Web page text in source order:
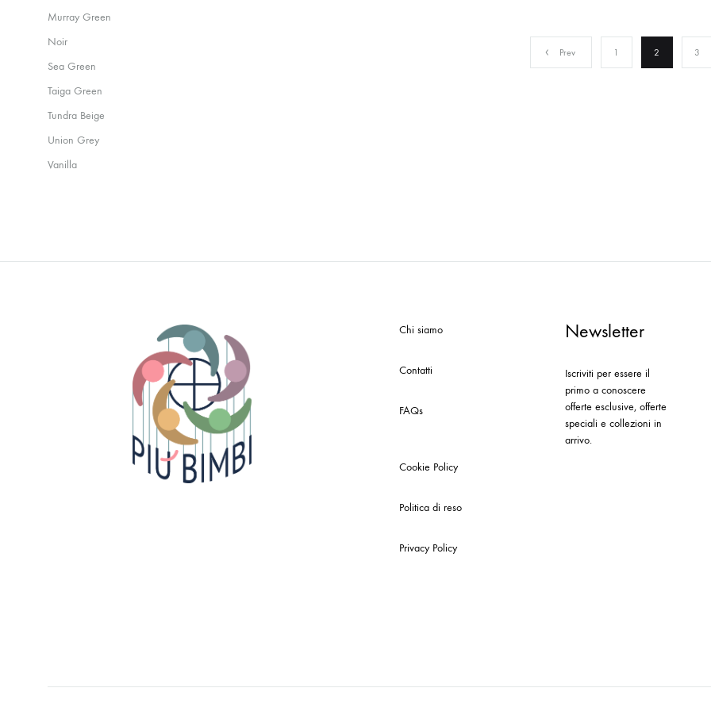
Prev 1 2 3
Murray Green
Noir
Sea Green
Taiga Green
Tundra Beige
Union Grey
Vanilla
Chi siamo
Contatti
FAQs
Cookie Policy
Politica di reso
Privacy Policy
Newsletter
Iscriviti per essere il
primo a conoscere
offerte esclusive, offerte
speciali e collezioni in
arrivo.